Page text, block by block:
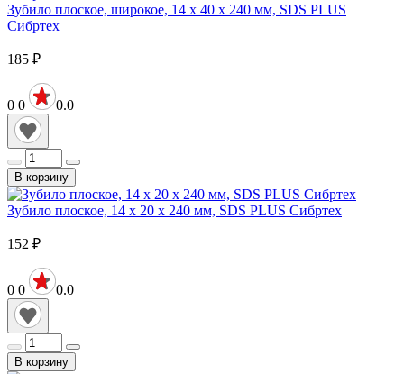
Зубило плоское, широкое, 14 х 40 х 240 мм, SDS PLUS
Сибртех
185 ₽
0 0 0.0
В корзину
Зубило плоское, 14 х 20 х 240 мм, SDS PLUS Сибртех
152 ₽
0 0 0.0
В корзину